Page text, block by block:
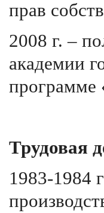
прав
2008 г. –
академии
программе
Трудовая
1983-1984